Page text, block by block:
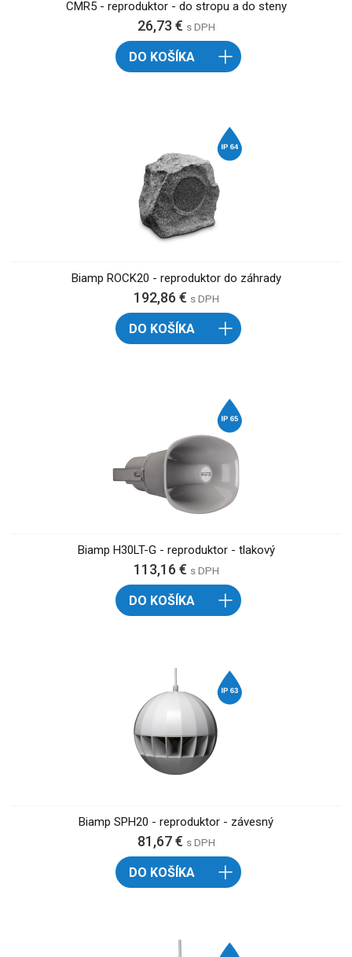
CMR5 - reproduktor - do stropu a do steny
26,73 € s DPH
DO KOŠÍKA
Biamp ROCK20 - reproduktor do záhrady
192,86 € s DPH
DO KOŠÍKA
Biamp H30LT-G - reproduktor - tlakový
113,16 € s DPH
DO KOŠÍKA
Biamp SPH20 - reproduktor - závesný
81,67 € s DPH
DO KOŠÍKA